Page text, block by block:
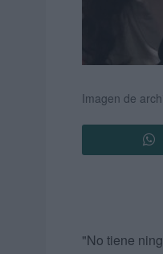
Imagen de
"No tiene